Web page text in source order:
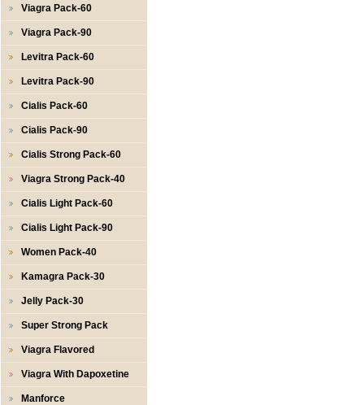
Viagra Pack-60
Viagra Pack-90
Levitra Pack-60
Levitra Pack-90
Cialis Pack-60
Cialis Pack-90
Cialis Strong Pack-60
Viagra Strong Pack-40
Cialis Light Pack-60
Cialis Light Pack-90
Women Pack-40
Kamagra Pack-30
Jelly Pack-30
Super Strong Pack
Viagra Flavored
Viagra With Dapoxetine
Manforce